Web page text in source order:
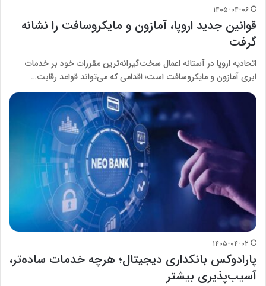
۱۴۰۵-۰۴-۰۶
قوانین جدید اروپا، آمازون و مایکروسافت را نشانه
گرفت
اتحادیه اروپا در آستانه اعمال سخت‌گیرانه‌ترین مقررات خود بر خدمات
ابری آمازون و مایکروسافت است؛ اقدامی که می‌تواند قواعد رقابت…
۱۴۰۵-۰۴-۰۲
پارادوکس بانکداری دیجیتال؛ هرچه خدمات ساده‌تر،
آسیب‌پذیری بیشتر